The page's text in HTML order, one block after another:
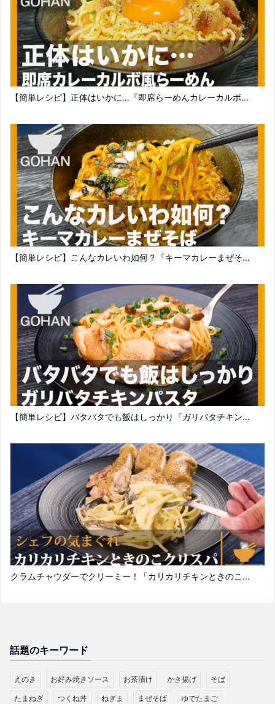
【簡単レシピ】正体はいかに…『即席らーめんカレーカルボ...
【簡単レシピ】こんなカレいわ如何？『キーマカレーまぜそ...
【簡単レシピ】バタバタでも飯はしっかり『ガリバタチキン...
クラムチャウダーでクリーミー！「カリカリチキンときのこ...
話題のキーワード
えのき お好み焼きソース お茶漬け かき揚げ そば
たまねぎ つくね丼 ねぎま まぜそば ゆでたまご